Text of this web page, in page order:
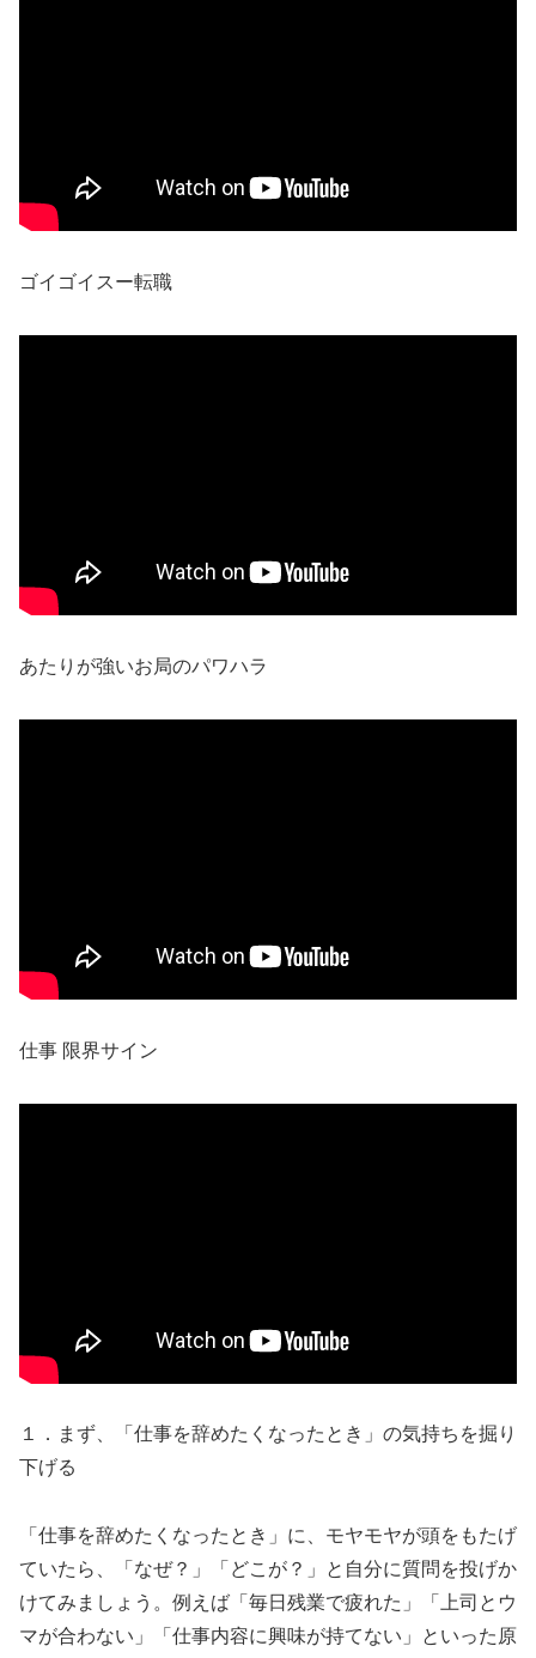
ゴイゴイスー転職
あたりが強いお局のパワハラ
仕事 限界サイン
１．まず、「仕事を辞めたくなったとき」の気持ちを掘り
下げる
「仕事を辞めたくなったとき」に、モヤモヤが頭をもたげ
ていたら、「なぜ？」「どこが？」と自分に質問を投げか
けてみましょう。例えば「毎日残業で疲れた」「上司とウ
マが合わない」「仕事内容に興味が持てない」といった原